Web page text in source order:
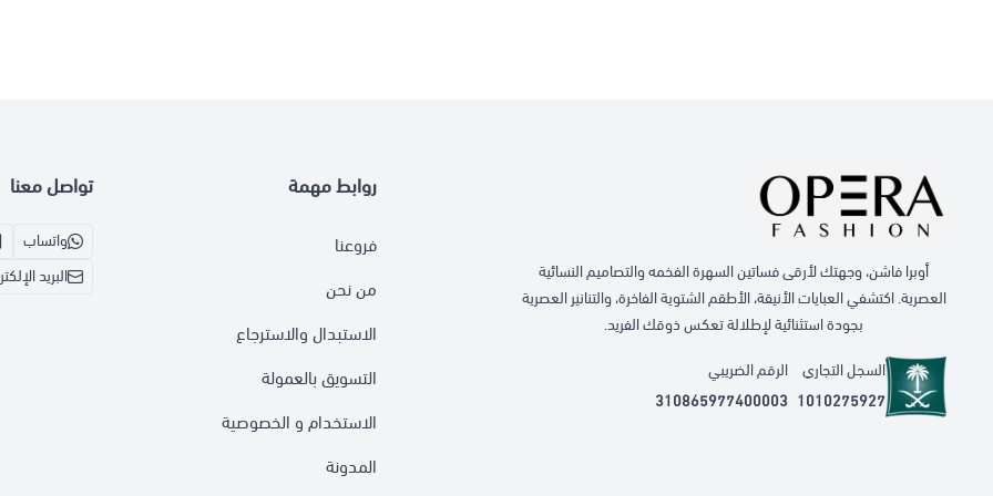
أوبرا فاشن، وجهتك لأرقى فساتين السهرة الفخمه والتصاميم النسائية
العصرية. اكتشفي العبايات الأنيقة، الأطقم الشتوية الفاخرة، والتنانير العصرية
بجودة استثنائية لإطلالة تعكس ذوقك الفريد.
السجل التجاري
1010275927
الرقم الضريبي
310865977400003
روابط مهمة
فروعنا
من نحن
الاستبدال والاسترجاع
التسويق بالعمولة
الاستخدام و الخصوصية
المدونة
تواصل معنا
واتساب
البريد